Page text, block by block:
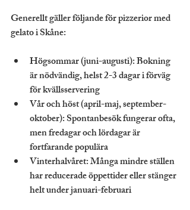
Generellt gäller följande för pizzerior med
gelato i Skåne:
Högsommar (juni-augusti): Bokning
är nödvändig, helst 2-3 dagar i förväg
för kvällsservering
Vår och höst (april-maj, september-
oktober): Spontanbesök fungerar ofta,
men fredagar och lördagar är
fortfarande populära
Vinterhalvåret: Många mindre ställen
har reducerade öppettider eller stänger
helt under januari-februari